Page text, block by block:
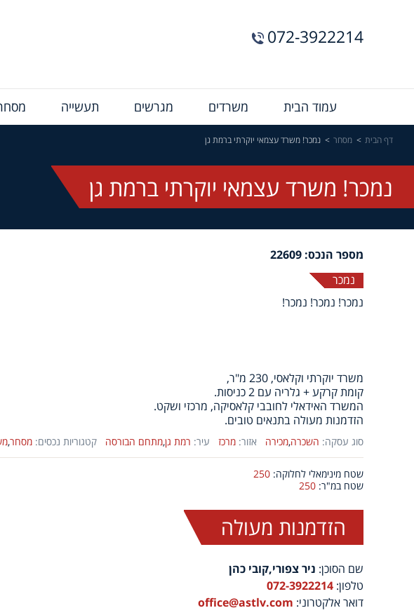
072-3922214
עמוד הבית משרדים מגרשים תעשייה
דף הבית מסחר נמכר! משרד עצמאי יוקרתי ברמת גן
נמכר! משרד עצמאי יוקרתי ברמת גן
מספר הנכס: 22609
נמכר
נמכר! נמכר! נמכר!
משרד יוקרתי וקלאסי, 230 מ"ר,
קומת קרקע + גלריה עם 2 כניסות.
המשרד האידאלי לחובבי קלאסיקה, מרכזי ושקט.
הזדמנות מעולה בתנאים טובים.
סוג עסקה: השכרה,מכירה אזור: מרכז עיר: רמת גן,מתחם הבורסה קטגוריות נכסים: מסחר,
שטח מינימאלי לחלוקה: 250
שטח במ"ר: 250
הזדמנות מעולה
שם הסוכן: ניר צפורי,קובי כהן
טלפון: 072-3922214
דואר אלקטרוני: office@astlv.com